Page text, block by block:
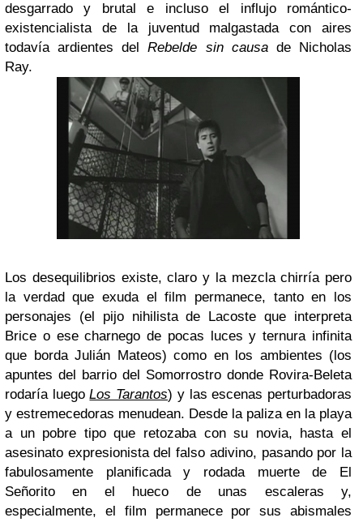
desgarrado y brutal e incluso el influjo romántico-
existencialista de la juventud malgastada con aires
todavía ardientes delRebelde sin causade Nicholas
Ray.
Los desequilibrios existe, claro y la mezcla chirría pero
la verdad que exuda el film permanece, tanto en los
personajes (el pijo nihilista de Lacoste que interpreta
Brice o ese charnego de pocas luces y ternura infinita
que borda Julián Mateos) como en los ambientes (los
apuntes del barrio del Somorrostro donde Rovira-Beleta
rodaría luegoLos Tarantos) y las escenas perturbadoras
y estremecedoras menudean. Desde la paliza en la playa
a un pobre tipo que retozaba con su novia, hasta el
asesinato expresionista del falso adivino, pasando por la
fabulosamente planificada y rodada muerte de El
Señorito en el hueco de unas escaleras y,
especialmente, el film permanece por sus abismales